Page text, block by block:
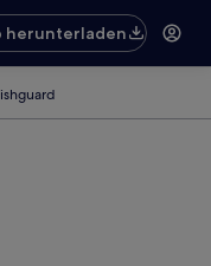
herunterladen